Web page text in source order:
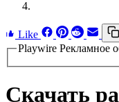
Like
Playwire Рекламное
Скачать